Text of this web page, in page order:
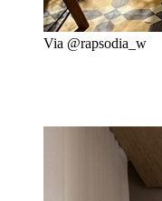
Via @rapsodia_w